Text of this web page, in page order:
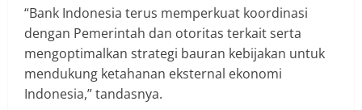
“Bank Indonesia terus memperkuat koordinasi
dengan Pemerintah dan otoritas terkait serta
mengoptimalkan strategi bauran kebijakan untuk
mendukung ketahanan eksternal ekonomi
Indonesia,” tandasnya.